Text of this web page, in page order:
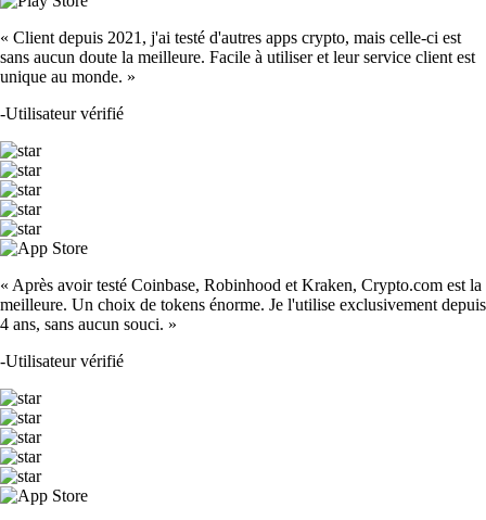
« Client depuis 2021, j'ai testé d'autres apps crypto, mais celle-ci est
sans aucun doute la meilleure. Facile à utiliser et leur service client est
unique au monde. »
-Utilisateur vérifié
« Après avoir testé Coinbase, Robinhood et Kraken, Crypto.com est la
meilleure. Un choix de tokens énorme. Je l'utilise exclusivement depuis
4 ans, sans aucun souci. »
-Utilisateur vérifié